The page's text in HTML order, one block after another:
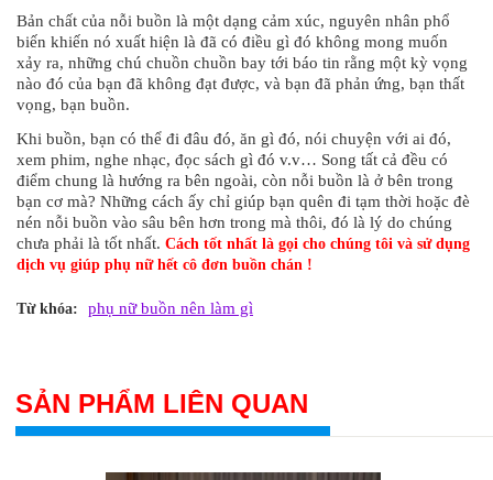
Bản chất của nỗi buồn là một dạng cảm xúc, nguyên nhân phổ
biến khiến nó xuất hiện là đã có điều gì đó không mong muốn
xảy ra, những chú chuồn chuồn bay tới báo tin rằng một kỳ vọng
nào đó của bạn đã không đạt được, và bạn đã phản ứng, bạn thất
vọng, bạn buồn.
Khi buồn, bạn có thể đi đâu đó, ăn gì đó, nói chuyện với ai đó,
xem phim, nghe nhạc, đọc sách gì đó v.v… Song tất cả đều có
điểm chung là hướng ra bên ngoài, còn nỗi buồn là ở bên trong
bạn cơ mà? Những cách ấy chỉ giúp bạn quên đi tạm thời hoặc đè
nén nỗi buồn vào sâu bên hơn trong mà thôi, đó là lý do chúng
chưa phải là tốt nhất. Cách tốt nhất là gọi cho chúng tôi và sử dụng
dịch vụ giúp phụ nữ hết cô đơn buồn chán !
Từ khóa: phụ nữ buồn nên làm gì
SẢN PHẨM LIÊN QUAN